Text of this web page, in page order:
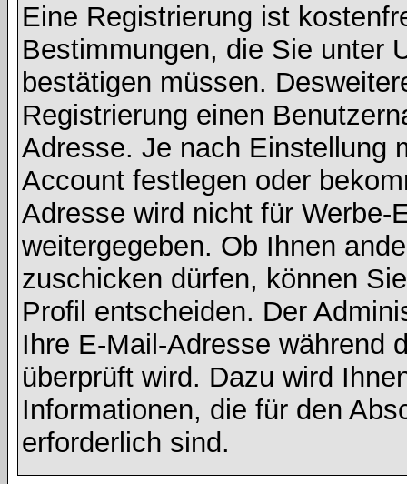
Eine Registrierung ist
Bestimmungen, die Sie unter
bestätigen müssen.
Registrierung einen
Adresse. Je nach Einstellung
Account festlegen oder
Adresse wird nicht für
weitergegeben. Ob Ihnen
zuschicken dürfen, können
Profil entscheiden. Der
Ihre E-Mail-Adresse während
überprüft wird. Dazu wird
Informationen, die für den
erforderlich sind.